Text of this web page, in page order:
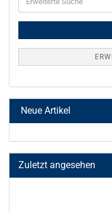
Suche
Neue Artikel
Zuletzt angesehen